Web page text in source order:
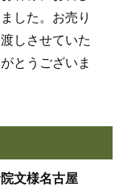
した。お売り
しさせていた
とうございま
文様名古屋